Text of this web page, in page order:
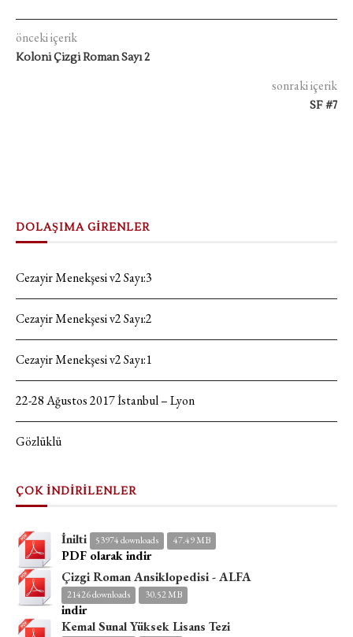
önceki içerik
Koloni Çizgi Roman Sayı 2
sonraki içerik
SF #7
DOLAŞIMA GİRENLER
Cezayir Menekşesi v2 Sayı:3
Cezayir Menekşesi v2 Sayı:2
Cezayir Menekşesi v2 Sayı:1
22-28 Ağustos 2017 İstanbul – Lyon
Gözlüklü
ÇOK İNDİRİLENLER
İnilti 53974 downloads 47.49 MB
PDF olarak indir
Çizgi Roman Ansiklopedisi - ALFA
21426 downloads 30.52 MB
indir
Kemal Sunal Yüksek Lisans Tezi